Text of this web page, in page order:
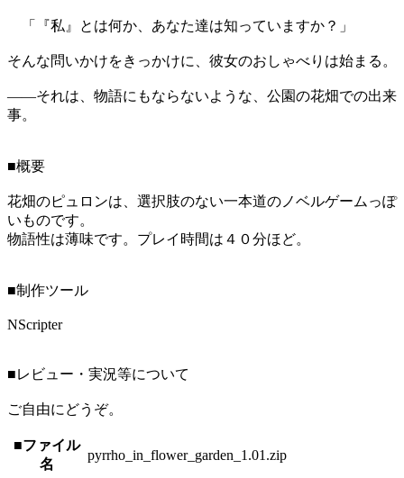
「『私』とは何か、あなた達は知っていますか？」
そんな問いかけをきっかけに、彼女のおしゃべりは始まる。
――それは、物語にもならないような、公園の花畑での出来
事。
■概要
花畑のピュロンは、選択肢のない一本道のノベルゲームっぽ
いものです。
物語性は薄味です。プレイ時間は４０分ほど。
■制作ツール
NScripter
■レビュー・実況等について
ご自由にどうぞ。
■ファイル
名
pyrrho_in_flower_garden_1.01.zip